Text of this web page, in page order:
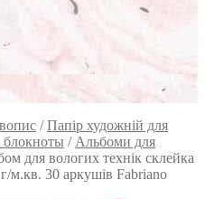
/Папір художній для
/ Альбоми для
для вологих технік склейка
м.кв. 30 аркушів Fabriano